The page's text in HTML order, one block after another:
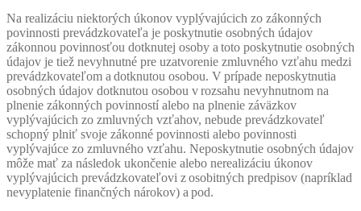
Na realizáciu niektorých úkonov vyplývajúcich zo zákonných
povinnosti prevádzkovateľa je poskytnutie osobných údajov
zákonnou povinnosťou dotknutej osoby a toto poskytnutie osobných
údajov je tiež nevyhnutné pre uzatvorenie zmluvného vzťahu medzi
prevádzkovateľom a dotknutou osobou. V prípade neposkytnutia
osobných údajov dotknutou osobou v rozsahu nevyhnutnom na
plnenie zákonných povinností alebo na plnenie záväzkov
vyplývajúcich zo zmluvných vzťahov, nebude prevádzkovateľ
schopný plniť svoje zákonné povinnosti alebo povinnosti
vyplývajúce zo zmluvného vzťahu. Neposkytnutie osobných údajov
môže mať za následok ukončenie alebo nerealizáciu úkonov
vyplývajúcich prevádzkovateľovi z osobitných predpisov (napríklad
nevyplatenie finančných nárokov) a pod.